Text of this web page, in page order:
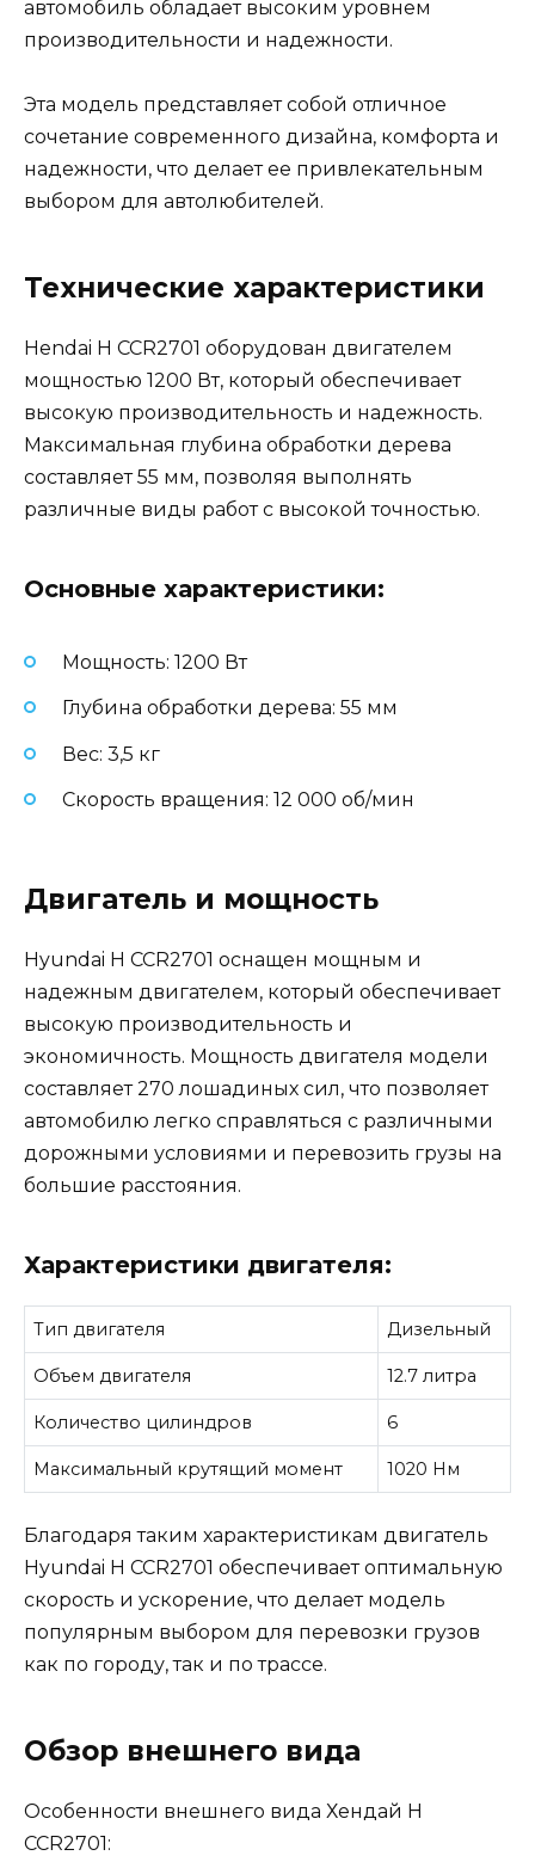
автомобиль обладает высоким уровнем
производительности и надежности.
Эта модель представляет собой отличное
сочетание современного дизайна, комфорта и
надежности, что делает ее привлекательным
выбором для автолюбителей.
Технические характеристики
Hendai H CCR2701 оборудован двигателем
мощностью 1200 Вт, который обеспечивает
высокую производительность и надежность.
Максимальная глубина обработки дерева
составляет 55 мм, позволяя выполнять
различные виды работ с высокой точностью.
Основные характеристики:
Мощность: 1200 Вт
Глубина обработки дерева: 55 мм
Вес: 3,5 кг
Скорость вращения: 12 000 об/мин
Двигатель и мощность
Hyundai H CCR2701 оснащен мощным и
надежным двигателем, который обеспечивает
высокую производительность и
экономичность. Мощность двигателя модели
составляет 270 лошадиных сил, что позволяет
автомобилю легко справляться с различными
дорожными условиями и перевозить грузы на
большие расстояния.
Характеристики двигателя:
Тип двигателя Дизельный
Объем двигателя 12.7 литра
Количество цилиндров 6
Максимальный крутящий момент 1020 Нм
Благодаря таким характеристикам двигатель
Hyundai H CCR2701 обеспечивает оптимальную
скорость и ускорение, что делает модель
популярным выбором для перевозки грузов
как по городу, так и по трассе.
Обзор внешнего вида
Особенности внешнего вида Хендай H
CCR2701: